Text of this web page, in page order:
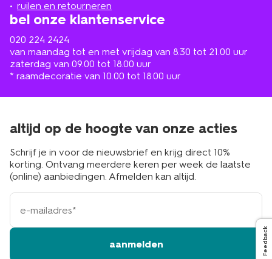
ruilen en retourneren
bel onze klantenservice
020 224 2424
van maandag tot en met vrijdag van 8.30 tot 21.00 uur
zaterdag van 09.00 tot 18.00 uur
* raamdecoratie van 10.00 tot 18.00 uur
altijd op de hoogte van onze acties
Schrijf je in voor de nieuwsbrief en krijg direct 10%
korting. Ontvang meerdere keren per week de laatste
(online) aanbiedingen. Afmelden kan altijd.
e-
mailadres
aanmelden Feedback